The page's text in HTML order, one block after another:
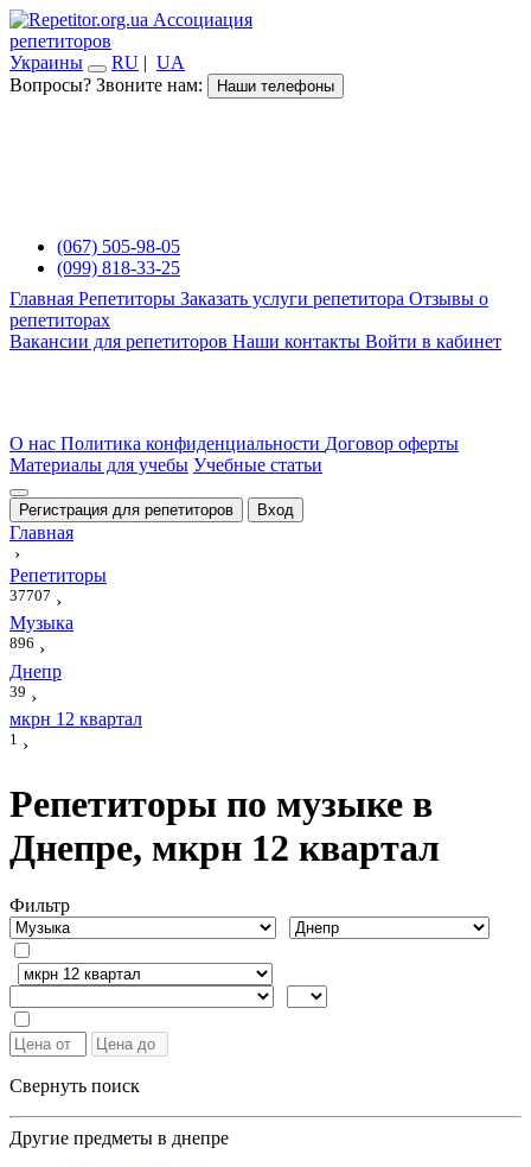
Ассоциация
репетиторов
Украины
RU | UA
Вопросы? Звоните нам:
Наши телефоны
(067) 505-98-05
(099) 818-33-25
Главная Репетиторы Заказать услуги репетитора Отзывы о
репетиторах
Вакансии для репетиторов Наши контакты Войти в кабинет
О нас Политика конфиденциальности Договор оферты
Материалы для учебы Учебные статьи
Регистрация для репетиторов Вход
Главная
›
Репетиторы
37707 ›
Музыка
896 ›
Днепр
39 ›
мкрн 12 квартал
1 ›
Репетиторы по музыке в
Днепре, мкрн 12 квартал
Фильтр
Свернуть поиск
Другие предметы в днепре